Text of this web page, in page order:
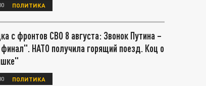
ПОЛИТИКА
с фронтов СВО 8 августа: Звонок Путина –
НАТО получила горящий поезд. Коц о
ПОЛИТИКА